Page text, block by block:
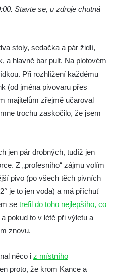
Stavte se, u zdroje chutná
stoly, sedačka a pár židlí,
a hlavně bar pult. Na plotovém
Při rozhlížení každému
(od jména pivovaru přes
majitelům zřejmě učaroval
trochu zaskočilo, že jsem
jen pár drobných, tudíž jen
Z „profesního“ zájmu volím
pivo (po všech těch pivních
je to jen voda) a má příchuť
se trefil do toho nejlepšího, co
pokud to v létě při výletu a
znovu.
něco i z místního
proto, že krom Kance a